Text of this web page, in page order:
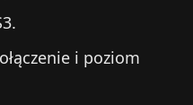
i poziom